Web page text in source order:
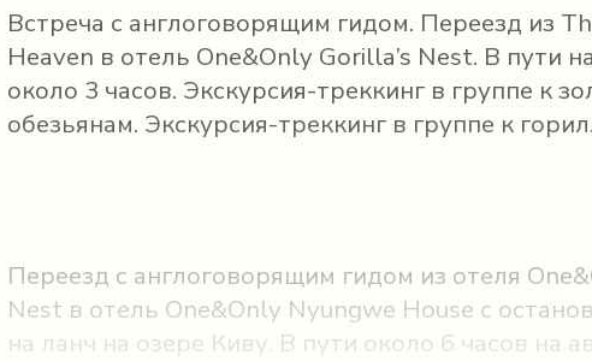
Встреча с англоговорящим гидом. Переезд из
Heaven в отель One&Only Gorilla’s Nest. В пути
около 3 часов. Экскурсия-треккинг в группе к
обезьянам. Экскурсия-треккинг в группе к
Переезд с англоговорящим гидом из отеля
Nest в отель One&Only Nyungwe House с
на ланч на озере Киву. В пути около 6 часов на